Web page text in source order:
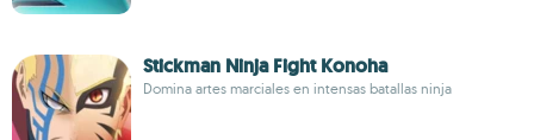
Stickman Ninja Fight Konoha
Domina artes marciales en intensas batallas ninja